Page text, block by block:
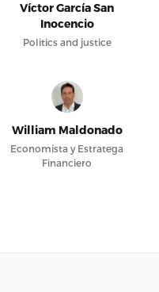
Víctor García San
Inocencio
Politics and justice
William Maldonado
Economista y Estratega
Financiero